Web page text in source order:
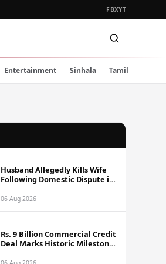
FBXYT
Entertainment Sinhala Tamil
Husband Allegedly Kills Wife
Following Domestic Dispute in
06 Aug 2026
Rs. 9 Billion Commercial Credit
Deal Marks Historic Milestone